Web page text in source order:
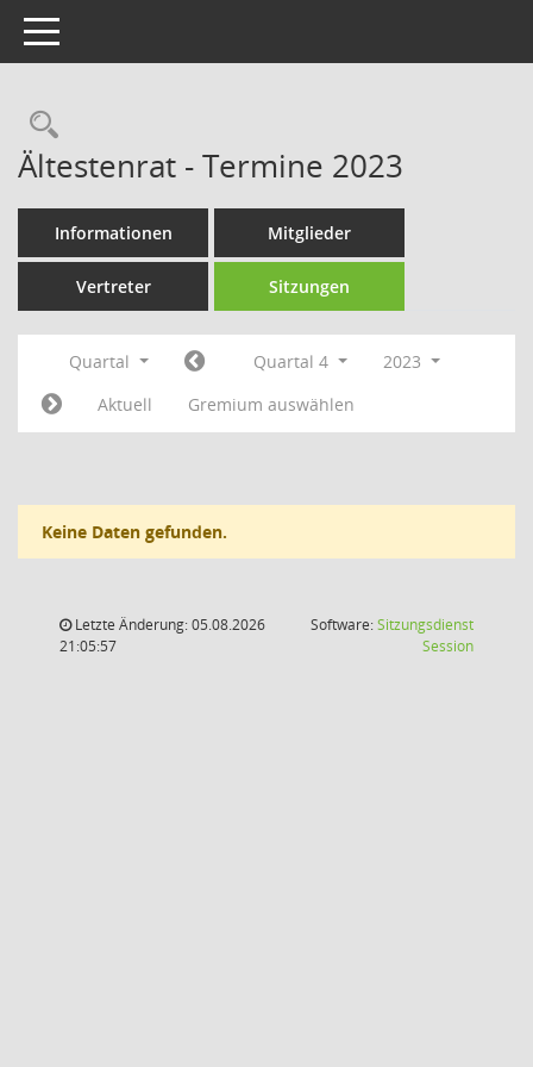
Toggle navigation
Rechercheauswahl
Ältestenrat - Termine 2023
Informationen Mitglieder
Vertreter Sitzungen
Quartal Quartal 4
2023
Aktuell
Gremium auswählen
Keine Daten gefunden.
Letzte Änderung: 05.08.2026
21:05:57
Software:Sitzungsdienst
Session(Wird in